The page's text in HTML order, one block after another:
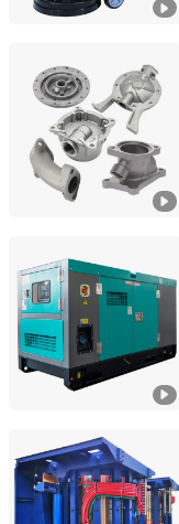
Qingdao Compass
Shandong, China
Fujian Diou Power
Fujian, China
APS Induction
Jiangsu, China